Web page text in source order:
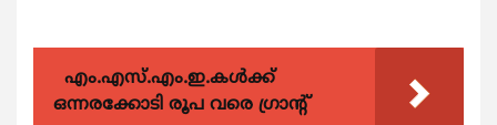
എം.എസ്.എം.ഇ.കൾക്ക്
ഒന്നരക്കോടി രൂപ വരെ ഗ്രാന്റ്